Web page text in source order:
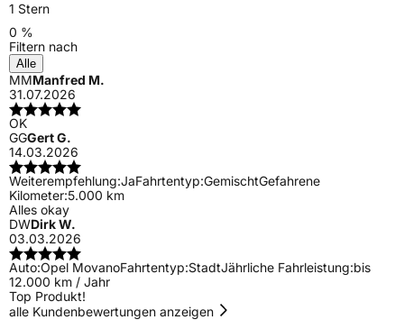
1 Stern
0 %
Filtern nach
Alle
MMManfred M.
31.07.2026
OK
GGGert G.
14.03.2026
Weiterempfehlung:JaFahrtentyp:GemischtGefahrene
Kilometer:5.000 km
Alles okay
DWDirk W.
03.03.2026
Auto:Opel MovanoFahrtentyp:StadtJährliche Fahrleistung:bis
12.000 km / Jahr
Top Produkt!
alle Kundenbewertungen anzeigen